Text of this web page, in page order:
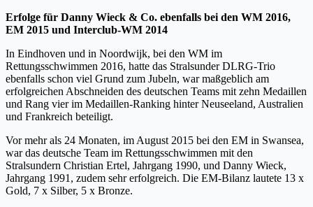
Erfolge für Danny Wieck & Co. ebenfalls bei den WM 2016,
EM 2015 und Interclub-WM 2014
In Eindhoven und in Noordwijk, bei den WM im
Rettungsschwimmen 2016, hatte das Stralsunder DLRG-Trio
ebenfalls schon viel Grund zum Jubeln, war maßgeblich am
erfolgreichen Abschneiden des deutschen Teams mit zehn Medaillen
und Rang vier im Medaillen-Ranking hinter Neuseeland, Australien
und Frankreich beteiligt.
Vor mehr als 24 Monaten, im August 2015 bei den EM in Swansea,
war das deutsche Team im Rettungsschwimmen mit den
Stralsundern Christian Ertel, Jahrgang 1990, und Danny Wieck,
Jahrgang 1991, zudem sehr erfolgreich. Die EM-Bilanz lautete 13 x
Gold, 7 x Silber, 5 x Bronze.